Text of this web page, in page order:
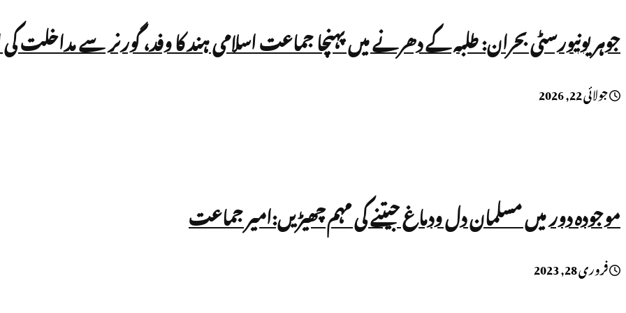
جوہر یونیورسٹی بحران: طلبہ کے دھرنے میں پہنچا جماعت اسلامی ہند کا وفد، گورنر سے مداخلت
جولائی 22, 2026
موجودہ دور میں مسلمان دل ودماغ جیتنے کی مہم چھیڑیں:امیر جماعت
فروری 28, 2023